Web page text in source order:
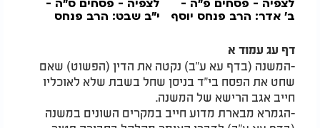
לצפיה - פסחים פ"ה -
ב’ אדר: הרב פנחס יוסף
לצפיה - פסחים ס"ה -
י"ב שבט: הרב פנחס
דף עג עמוד א
-המשנה (בדף עא ע"ב) נקטה את הדין (הפשוט) שאם
שחט את הפסח בי"ד בניסן שחל בשבת שלא לאוכליו
חייב אגב הרישא של המשנה.
-הגמרא מבארת מדוע חייב במקרים השונים במשנה